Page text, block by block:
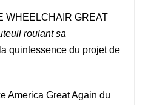
WHEELCHAIR GREAT
roulant sa
quintessence du projet de
America Great Again du